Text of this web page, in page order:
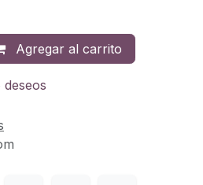
Agregar al carrito